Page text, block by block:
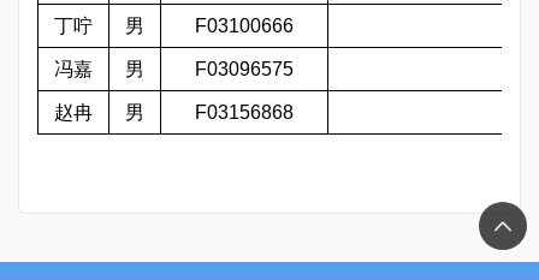
丁咛 男 F03100666
冯嘉 男 F03096575
赵冉 男 F03156868